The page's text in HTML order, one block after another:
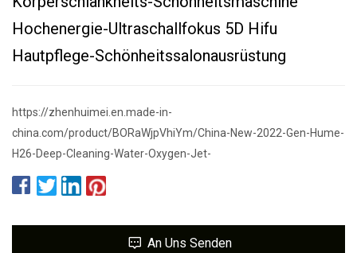
Hochenergie-Ultraschallfokus 5D Hifu
Hautpflege-Schönheitssalonausrüstung
https://zhenhuimei.en.made-in-
china.com/product/BORaWjpVhiYm/China-New-2022-Gen-Hume-
H26-Deep-Cleaning-Water-Oxygen-Jet-
An Uns Senden